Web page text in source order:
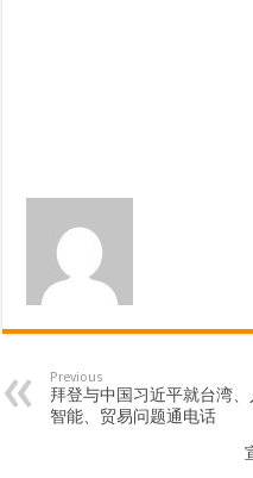
Previous
拜登与中国习近平就台湾、
智能、贸易问题通电话